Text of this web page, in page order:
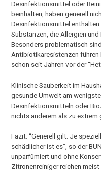
Desinfektionsmittel oder
beinhalten, haben generell
Desinfektionsmittel
Substanzen, die Allergien
Besonders problematisch
Antibiotikaresistenzen führen
schon seit Jahren vor der
Klinische Sauberkeit im
gesunde Umwelt am
Desinfektionsmitteln oder
nichts anderem als zu extrem
Fazit: “Generell gilt: Je
schädlicher ist es”, so der
unparfümiert und ohne
Zitronenreiniger reichen